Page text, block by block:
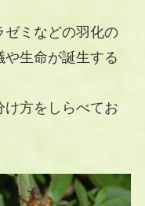
ゼミなどの羽化の
生命が誕生する
方をしらべてお